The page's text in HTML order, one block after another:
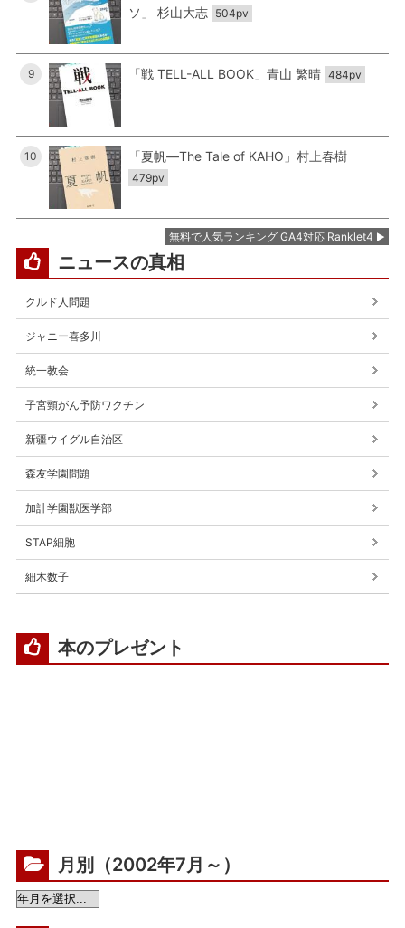
ソ」 杉山大志 504pv
9 「戦 TELL-ALL BOOK」青山 繁晴 484pv
10 「夏帆―The Tale of KAHO」村上春樹
479pv
無料で人気ランキング GA4対応 Ranklet4
ニュースの真相
クルド人問題
ジャニー喜多川
統一教会
子宮頸がん予防ワクチン
新疆ウイグル自治区
森友学園問題
加計学園獣医学部
STAP細胞
細木数子
本のプレゼント
月別（2002年7月～）